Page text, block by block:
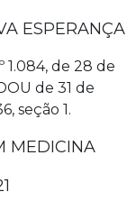
ESPERANÇA
1.084, de 28 de
de 31 de
seção 1.
MEDICINA